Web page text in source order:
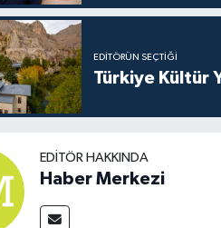
EDITÖRÜN SEÇTIĞI
Türkiye Kültür
EDITÖR HAKKINDA
Haber Merkezi